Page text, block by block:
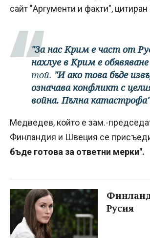
сайт "Аргументи и факти", цитиран
"За нас Крим е част от
нахлуе в Крим е
той. "И ако това бъде
означава конфликт с
война. Пълна
Медведев, който е зам.-
Финландия и Швеция се
бъде готова за ответни мерки".
Русия